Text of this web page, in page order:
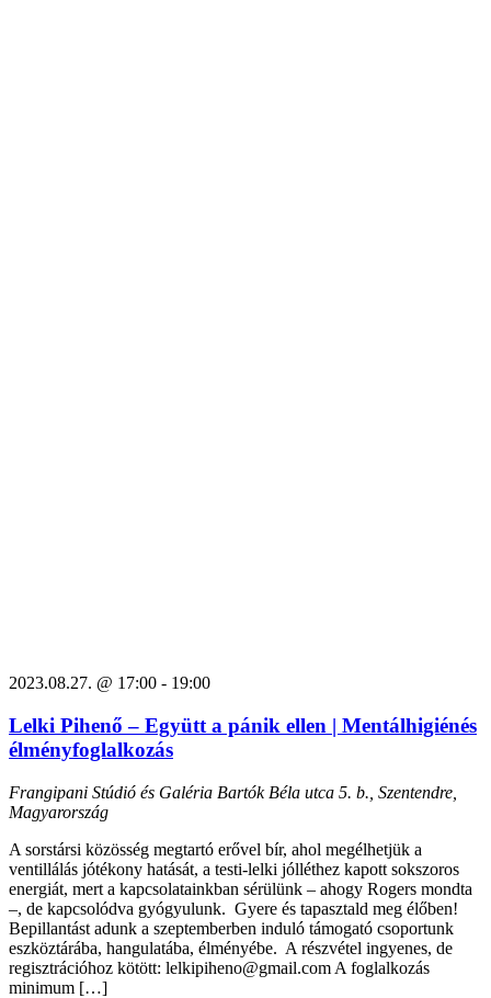
2023.08.27. @ 17:00 - 19:00
Lelki Pihenő – Együtt a pánik ellen | Mentálhigiénés
élményfoglalkozás
Frangipani Stúdió és Galéria Bartók Béla utca 5. b., Szentendre,
Magyarország
A sorstársi közösség megtartó erővel bír, ahol megélhetjük a
ventillálás jótékony hatását, a testi-lelki jólléthez kapott sokszoros
energiát, mert a kapcsolatainkban sérülünk – ahogy Rogers mondta
–, de kapcsolódva gyógyulunk. Gyere és tapasztald meg élőben!
Bepillantást adunk a szeptemberben induló támogató csoportunk
eszköztárába, hangulatába, élményébe. A részvétel ingyenes, de
regisztrációhoz kötött: lelkipiheno@gmail.com A foglalkozás
minimum […]